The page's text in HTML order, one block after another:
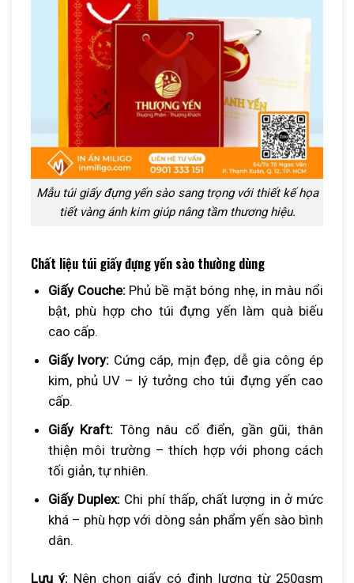
Mẫu túi giấy đựng yến sào sang trọng với thiết kế họa
tiết vàng ánh kim giúp nâng tầm thương hiệu.
Chất liệu túi giấy đựng yến sào thường dùng
Giấy Couche:Phủ bề mặt bóng nhẹ, in màu nổi
bật, phù hợp cho túi đựng yến làm quà biếu
cao cấp.
Giấy Ivory: Cứng cáp, mịn đẹp, dễ gia công ép
kim, phủ UV – lý tưởng cho túi đựng yến cao
cấp.
Giấy Kraft: Tông nâu cổ điển, gần gũi, thân
thiện môi trường – thích hợp với phong cách
tối giản, tự nhiên.
Giấy Duplex: Chi phí thấp, chất lượng in ở mức
khá – phù hợp với dòng sản phẩm yến sào bình
dân.
Lưu ý: Nên chọn giấy có định lượng từ 250gsm